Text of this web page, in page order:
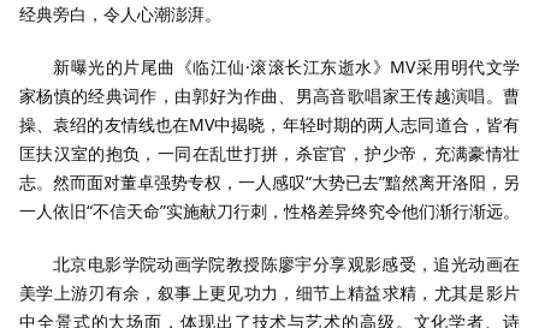
经典旁白，令人心潮澎湃。
新曝光的片尾曲《临江仙·滚滚长江东逝水》MV采用明代文学
家杨慎的经典词作，由郭好为作曲、男高音歌唱家王传越演唱。曹
操、袁绍的友情线也在MV中揭晓，年轻时期的两人志同道合，皆有
匡扶汉室的抱负，一同在乱世打拼，杀宦官，护少帝，充满豪情壮
志。然而面对董卓强势专权，一人感叹“大势已去”黯然离开洛阳，另
一人依旧“不信天命”实施献刀行刺，性格差异终究令他们渐行渐远。
北京电影学院动画学院教授陈廖宇分享观影感受，追光动画在
美学上游刃有余，叙事上更见功力，细节上精益求精，尤其是影片
中全景式的大场面，体现出了技术与艺术的高级。文化学者、诗